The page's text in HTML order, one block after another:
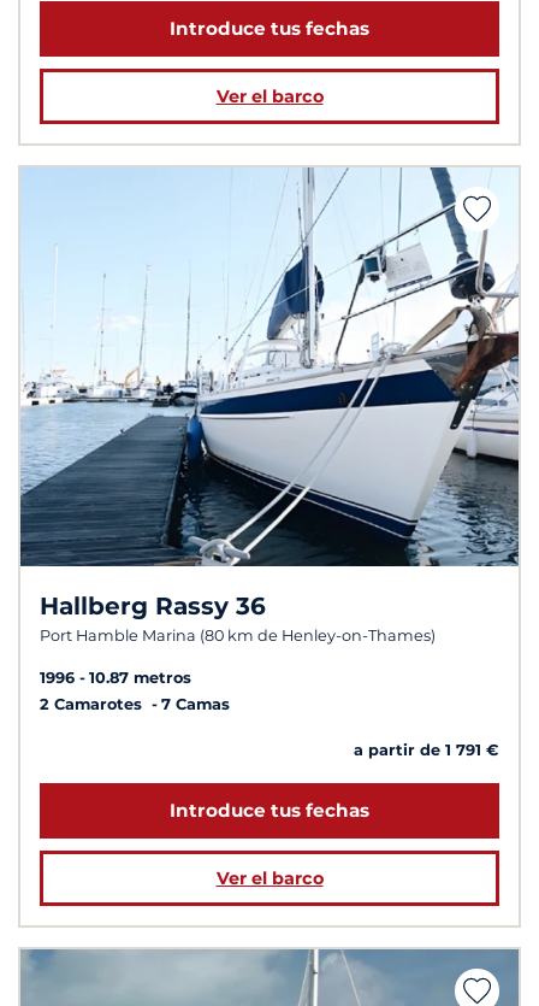
Introduce tus fechas
Ver el barco
Hallberg Rassy 36
Port Hamble Marina (80 km de Henley-on-Thames)
1996
10.87 metros
2 Camarotes
7 Camas
a partir de 1 791 €
Introduce tus fechas
Ver el barco